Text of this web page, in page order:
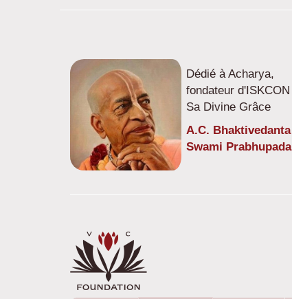
Dédié à Acharya,
fondateur d'ISKCON
Sa Divine Grâce
A.C. Bhaktivedanta
Swami Prabhupada